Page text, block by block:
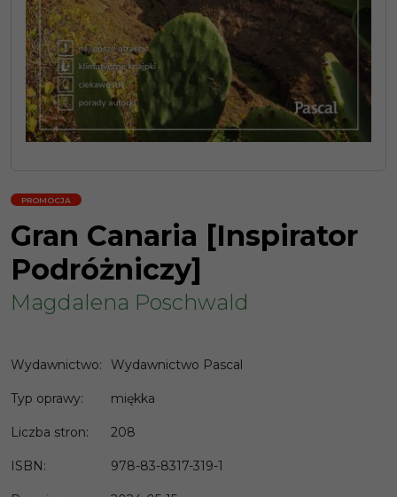
PROMOCJA
Gran Canaria [Inspirator
Podróżniczy]
Magdalena Poschwald
Wydawnictwo: Wydawnictwo Pascal
Typ oprawy: miękka
Liczba stron: 208
ISBN : 978-83-8317-319-1